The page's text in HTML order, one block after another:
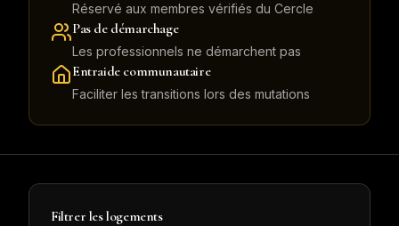
Réservé aux membres vérifiés du Cercle
Pas de démarchage
Les professionnels ne démarchent pas
Entraide communautaire
Faciliter les transitions lors des mutations
Filtrer les logements